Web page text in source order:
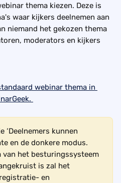
thema kiezen. Deze is
waar kijkers deelnemen aan
niemand het gekozen thema
moderators en kijkers
‘Deelnemers kunnen
en de donkere modus.
van het besturingssysteem
is zal het
en